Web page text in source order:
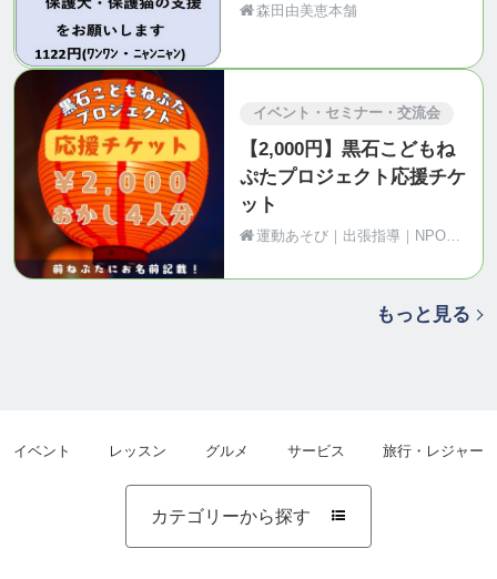
森田由美恵本舗
イベント・セミナー・交流会
【2,000円】黒石こどもね
ぷたプロジェクト応援チケ
ット
運動あそび｜出張指導｜NPO法人Motion（青森県黒石市）
もっと見る
イベント レッスン グルメ サービス 旅行・レジャー
カテゴリーから探す 